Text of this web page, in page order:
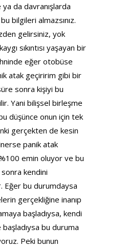
da davranışlarda
bilgileri almazsınız.
gelirsiniz, yok
sıkıntısı yaşayan bir
eğer otobüse
atak geçiririm gibi bir
sonra kişiyi bu
Yani bilişsel birleşme
düşünce onun için tek
gerçekten de kesin
panik atak
emin oluyor ve bu
kendini
Eğer bu durumdaysa
gerçekliğine inanıp
başladıysa, kendi
başladıysa bu duruma
Peki bunun